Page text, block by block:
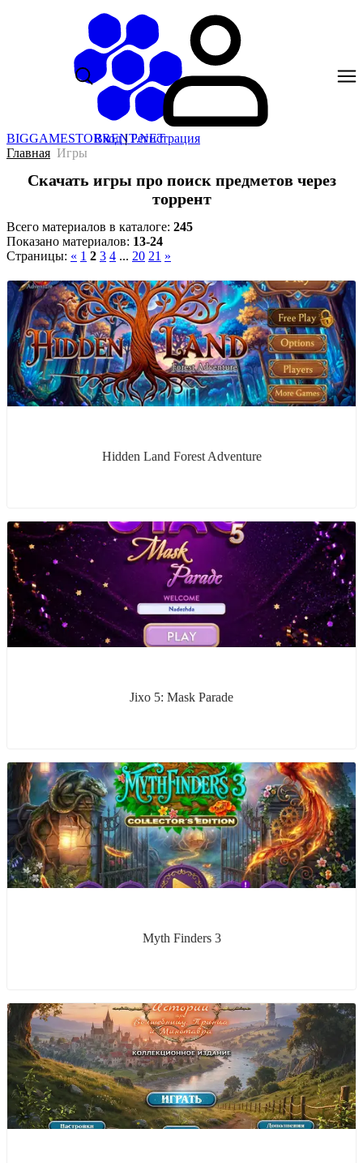
BIGGAMESTORRENT.NET
Вход|Регистрация
Главная Игры
Скачать игры про поиск предметов через
торрент
Всего материалов в каталоге: 245
Показано материалов: 13-24
Страницы: « 1 2 3 4 ... 20 21 »
Hidden Land Forest Adventure
Jixo 5: Mask Parade
Myth Finders 3